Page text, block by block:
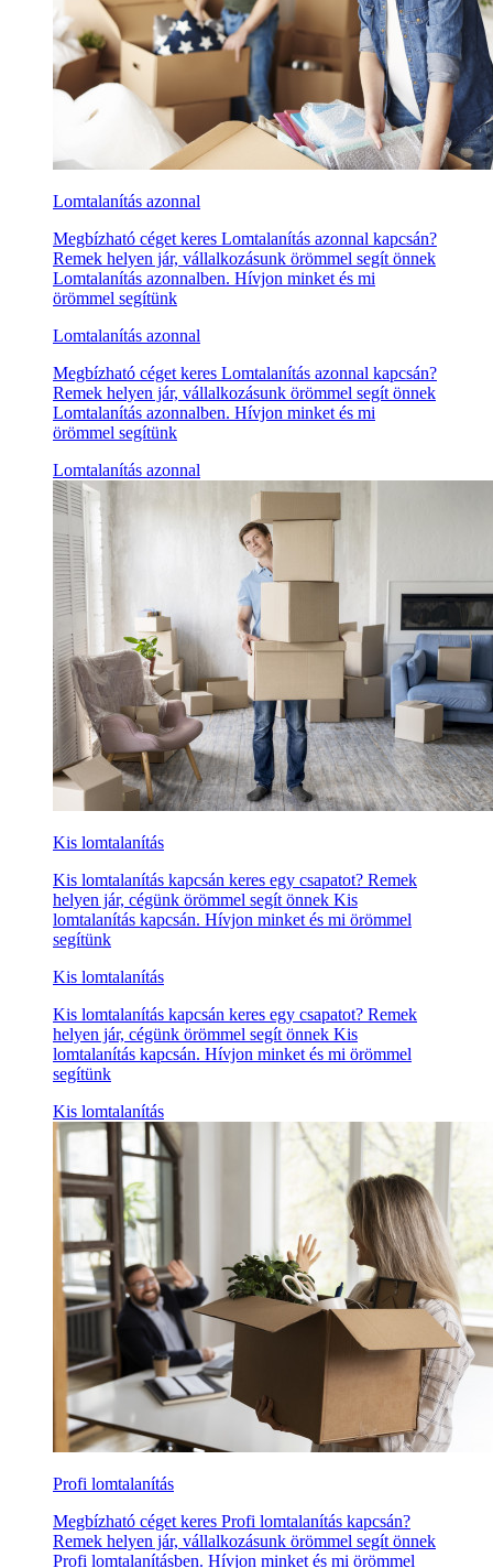
Lomtalanítás azonnal
Megbízható céget keres Lomtalanítás azonnal kapcsán?
Remek helyen jár, vállalkozásunk örömmel segít önnek
Lomtalanítás azonnalben. Hívjon minket és mi
örömmel segítünk
Lomtalanítás azonnal
Megbízható céget keres Lomtalanítás azonnal kapcsán?
Remek helyen jár, vállalkozásunk örömmel segít önnek
Lomtalanítás azonnalben. Hívjon minket és mi
örömmel segítünk
Lomtalanítás azonnal
Kis lomtalanítás
Kis lomtalanítás kapcsán keres egy csapatot? Remek
helyen jár, cégünk örömmel segít önnek Kis
lomtalanítás kapcsán. Hívjon minket és mi örömmel
segítünk
Kis lomtalanítás
Kis lomtalanítás kapcsán keres egy csapatot? Remek
helyen jár, cégünk örömmel segít önnek Kis
lomtalanítás kapcsán. Hívjon minket és mi örömmel
segítünk
Kis lomtalanítás
Profi lomtalanítás
Megbízható céget keres Profi lomtalanítás kapcsán?
Remek helyen jár, vállalkozásunk örömmel segít önnek
Profi lomtalanításben. Hívjon minket és mi örömmel